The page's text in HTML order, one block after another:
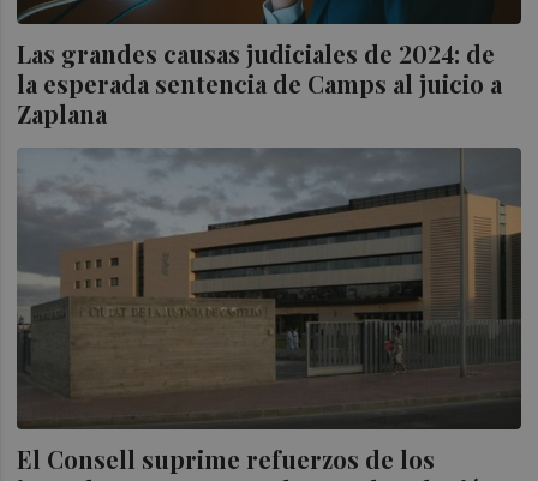
Las grandes causas judiciales de 2024: de
la esperada sentencia de Camps al juicio a
Zaplana
El Consell suprime refuerzos de los